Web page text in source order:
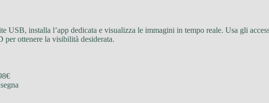
USB, installa l’app dedicata e visualizza le immagini in tempo reale. Usa gli
ottenere la visibilità desiderata.